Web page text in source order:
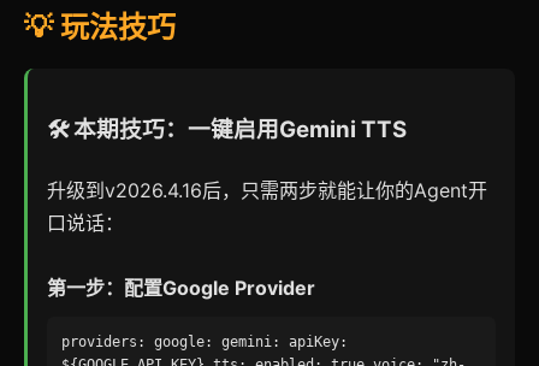
💡 玩法技巧
🛠️ 本期技巧：一键启用Gemini TTS
升级到v2026.4.16后，只需两步就能让你的Agent开
口说话：
第一步：配置Google Provider
providers: google: gemini: apiKey: